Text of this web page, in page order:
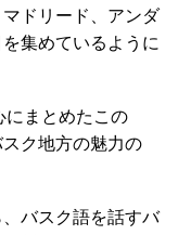
ドリード、アンダ
集めているように
にまとめたこの
ク地方の魅力の
バスク語を話すバ